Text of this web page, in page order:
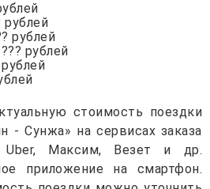
рублей
рублей
рублей
стоимость поездки
- Сунжа» на сервисах заказа
Uber, Максим, Везет и др.
приложение на смартфон.